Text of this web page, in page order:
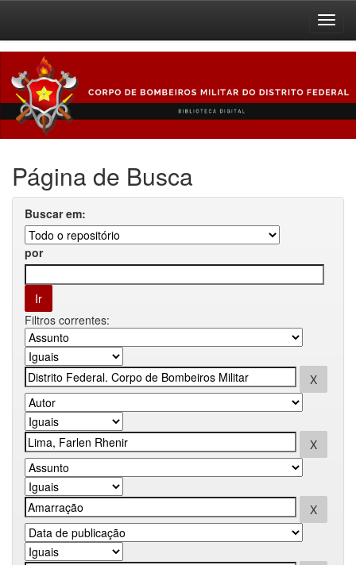
navigation
Página de Busca
Buscar em:
por
Filtros correntes: